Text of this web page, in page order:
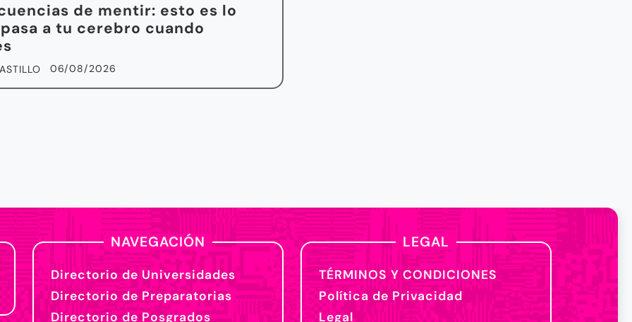
de mentir: esto es lo
a tu cerebro cuando
06/08/2026
NAVEGACIÓN
Directorio de Universidades
Directorio de Preparatorias
Directorio de Posgrados
LEGAL
TÉRMINOS Y CONDICIONES
Política de Privacidad
Legal